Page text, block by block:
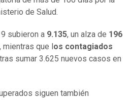
de Salud.
subieron a 9.135, un alza de 196
, mientras que l os contagiados
tras sumar 3.625 nuevos casos en
siguen también